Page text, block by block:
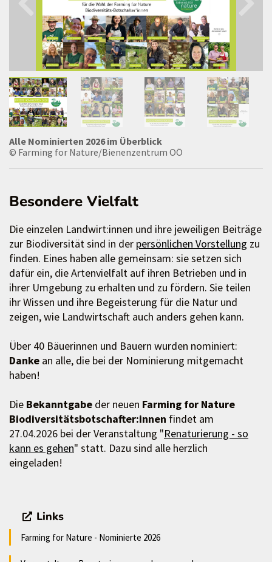
Alle Nominierten 2026 im Überblick
© Farming for Nature/Bienenzentrum OÖ
Besondere Vielfalt
Die einzelen Landwirt:innen und ihre jeweiligen Beiträge
zur Biodiversität sind in der persönlichen Vorstellung zu
finden. Eines haben alle gemeinsam: sie setzen sich
dafür ein, die Artenvielfalt auf ihren Betrieben und in
ihrer Umgebung zu erhalten und zu fördern. Sie teilen
ihr Wissen und ihre Begeisterung für die Natur und
zeigen, wie Landwirtschaft auch anders gehen kann.
Über 40 Bäuerinnen und Bauern wurden nominiert:
Danke an alle, die bei der Nominierung mitgemacht
haben!
Die Bekanntgabe der neuen Farming for Nature
Biodiversitätsbotschafter:innen findet am
27.04.2026 bei der Veranstaltung "Renaturierung - so
kann es gehen" statt. Dazu sind alle herzlich
eingeladen!
Links
Farming for Nature - Nominierte 2026